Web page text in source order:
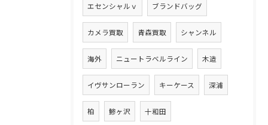
エセンシャルｖ ブランドバッグ
カメラ買取 青森買取 シャンネル
海外 ニュートラベルライン 木造
イヴサンローラン キーケース 深浦
柏 鯵ヶ沢 十和田